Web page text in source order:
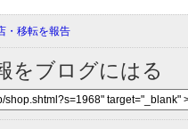
・移転を報告
をブログにはる